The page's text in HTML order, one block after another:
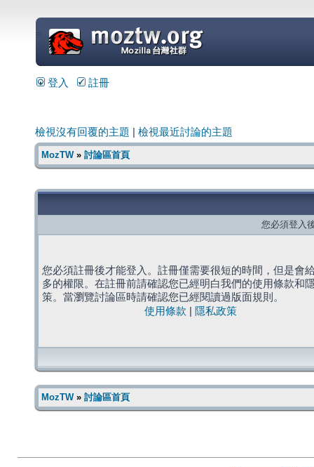
=
登入 註冊
檢視沒有回覆的主題 檢視最近討論的主題
MozTW» 討論區首頁
您必須登入
您必須註冊後才能登入。註冊僅需要很短的時間，但是會
多的權限。在註冊前請確認您已經明白我們的使用條款和
策。當瀏覽討論區時請確認您已經閱讀過版面規則。
使用條款
隱私政策
MozTW» 討論區首頁